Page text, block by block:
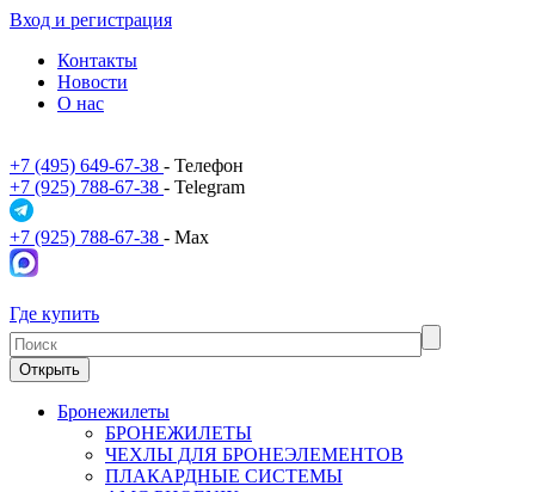
Вход и регистрация
Контакты
Новости
О нас
+7 (495) 649-67-38 - Телефон
+7 (925) 788-67-38 - Telegram
+7 (925) 788-67-38 - Max
Где купить
Открыть
Бронежилеты
БРОНЕЖИЛЕТЫ
ЧЕХЛЫ ДЛЯ БРОНЕЭЛЕМЕНТОВ
ПЛАКАРДНЫЕ СИСТЕМЫ